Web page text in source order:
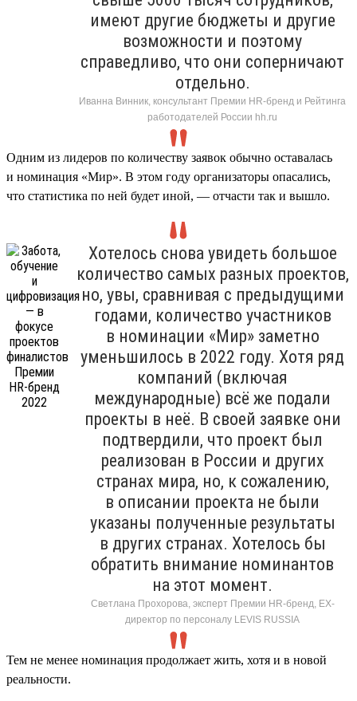
имеют другие бюджеты и другие
возможности и поэтому
справедливо, что они соперничают
отдельно.
Иванна Винник, консультант Премии HR-бренд и Рейтинга
работодателей России hh.ru
Одним из лидеров по количеству заявок обычно оставалась
и номинация «Мир». В этом году организаторы опасались,
что статистика по ней будет иной, — отчасти так и вышло.
Хотелось снова увидеть большое
количество самых разных проектов,
но, увы, сравнивая с предыдущими
годами, количество участников
в номинации «Мир» заметно
уменьшилось в 2022 году. Хотя ряд
компаний (включая
международные) всё же подали
проекты в неё. В своей заявке они
подтвердили, что проект был
реализован в России и других
странах мира, но, к сожалению,
в описании проекта не были
указаны полученные результаты
в других странах. Хотелось бы
обратить внимание номинантов
на этот момент.
Светлана Прохорова, эксперт Премии HR-бренд, EX-
директор по персоналу LEVIS RUSSIA
Тем не менее номинация продолжает жить, хотя и в новой
реальности.